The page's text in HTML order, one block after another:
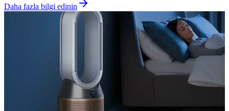
Daha fazla bilgi edinin